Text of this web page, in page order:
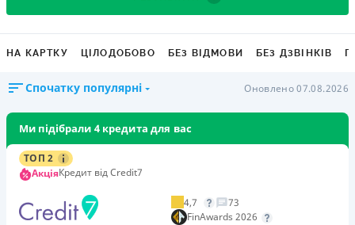
НА КАРТКУ ЦІЛОДОБОВО БЕЗ ВІДМОВИ БЕЗ ДЗВІНКІВ
Спочатку популярні Оновлено 07.08.2026
Ми підібрали 4 кредита для вас
ТОП 2
АкціяКредит від Credit7
4,7
73
FinAwards 2026